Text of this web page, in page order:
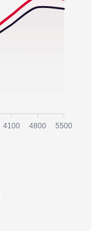
4100 4800 5500